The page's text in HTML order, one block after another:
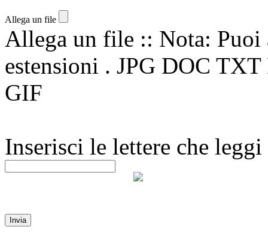
Allega un file
Allega un file :: Nota: Puoi
estensioni . JPG DOC
GIF
Inserisci le lettere che